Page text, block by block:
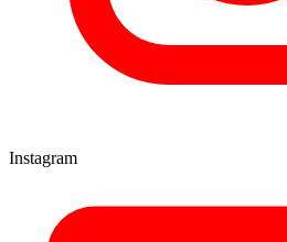
Instagram